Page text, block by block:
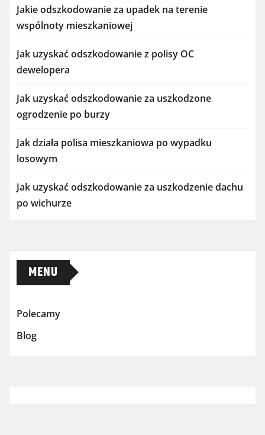
Jakie odszkodowanie za upadek na terenie
wspólnoty mieszkaniowej
Jak uzyskać odszkodowanie z polisy OC
dewelopera
Jak uzyskać odszkodowanie za uszkodzone
ogrodzenie po burzy
Jak działa polisa mieszkaniowa po wypadku
losowym
Jak uzyskać odszkodowanie za uszkodzenie dachu
po wichurze
MENU
Polecamy
Blog